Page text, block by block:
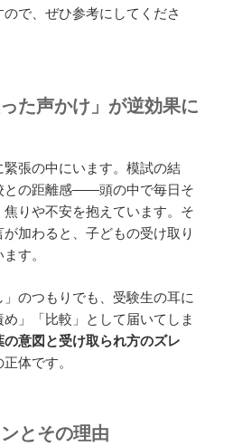
で、ぜひ参考にしてくださ
た声かけ」が逆効果に
張の中にいます。模試の結
との距離感——頭の中で毎日そ
りや不安を抱えています。そ
加わると、子どもの受け取り
す。
のつもりでも、受験生の耳に
」「比較」として届いてしま
の意図と受け取られ方のズレ
体です。
とその理由